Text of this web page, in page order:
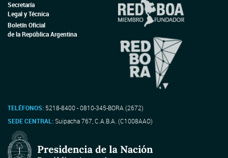
Secretaría
Legal y Técnica
Boletín Oficial
de la República Argentina
TELÉFONOS: 5218-8400 - 0810-345-BORA (2672)
SEDE CENTRAL:Suipacha 767, C.A.B.A. (C1008AAO)